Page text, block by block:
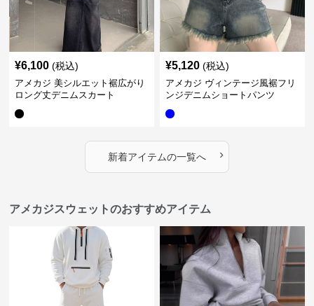
¥6,100 (税込)
アメカジ 美シルエット裾広がり
ロング丈デニムスカート
¥5,120 (税込)
アメカジ ヴィンテージ風裾フリ
ンジデニムショートパンツ
新着アイテムの一覧へ ›
アメカジスウェットのおすすめアイテム